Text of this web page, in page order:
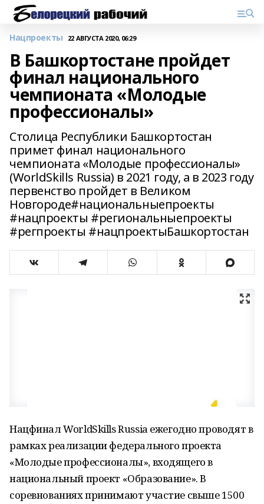
Нацпроекты 22 АВГУСТА 2020, 06:29
В Башкортостане пройдет
финал национального
чемпионата «Молодые
профессионалы»
Столица Республики Башкортостан
примет финал национального
чемпионата «Молодые профессионалы»
(WorldSkills Russia) в 2021 году, а в 2023 году
первенство пройдет в Великом
Новгороде#национальныепроекты
#нацпроекты #региональныепроекты
#регпроекты #нацпроектыБашкортостан
Нацфинал WorldSkills Russia ежегодно проводят в
рамках реализации федерального проекта
«Молодые профессионалы», входящего в
национальный проект «Образование». В
соревнованиях принимают участие свыше 1500